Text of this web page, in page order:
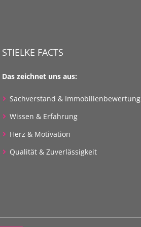
STIELKE FACTS
Das zeichnet uns aus:
Sachverstand & Immobilienbewertung
Wissen & Erfahrung
Herz & Motivation
Qualität & Zuverlässigkeit